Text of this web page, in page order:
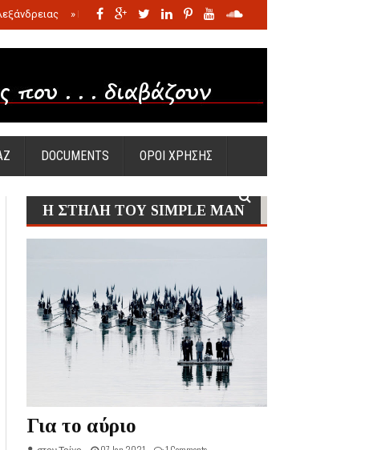
» Η σφαγή των νηπίων της Σάντας
DOCUMENTS ΟΡΟΙ ΧΡΗΣΗΣ
Η ΣΤΗΛΗ ΤΟΥ SIMPLE MAN
Για το αύριο